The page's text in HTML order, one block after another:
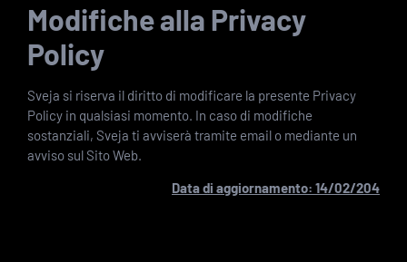
Modifiche alla Privacy
Policy
Sveja si riserva il diritto di modificare la presente Privacy
Policy in qualsiasi momento. In caso di modifiche
sostanziali, Sveja ti avviserà tramite email o mediante un
avviso sul Sito Web.
Data di aggiornamento: 14/02/204